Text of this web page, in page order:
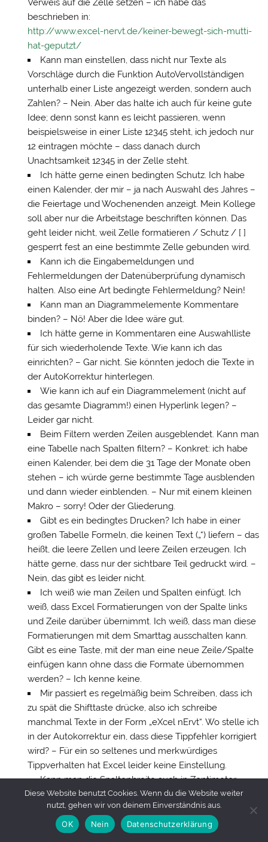
Verweis auf die Zelle setzen – ich habe das
beschrieben in:
http://www.excel-nervt.de/keiner-bewegt-sich-mutti-
hat-geputzt/
Kann man einstellen, dass nicht nur Texte als
Vorschläge durch die Funktion AutoVervollständigen
unterhalb einer Liste angezeigt werden, sondern auch
Zahlen? – Nein. Aber das halte ich auch für keine gute
Idee; denn sonst kann es leicht passieren, wenn
beispielsweise in einer Liste 12345 steht, ich jedoch nur
12 eintragen möchte – dass danach durch
Unachtsamkeit 12345 in der Zelle steht.
Ich hätte gerne einen bedingten Schutz. Ich habe
einen Kalender, der mir – ja nach Auswahl des Jahres –
die Feiertage und Wochenenden anzeigt. Mein Kollege
soll aber nur die Arbeitstage beschriften können. Das
geht leider nicht, weil Zelle formatieren / Schutz / [ ]
gesperrt fest an eine bestimmte Zelle gebunden wird.
Kann ich die Eingabemeldungen und
Fehlermeldungen der Datenüberprüfung dynamisch
halten. Also eine Art bedingte Fehlermeldung? Nein!
Kann man an Diagrammelemente Kommentare
binden? – Nö! Aber die Idee wäre gut.
Ich hätte gerne in Kommentaren eine Auswahlliste
für sich wiederholende Texte. Wie kann ich das
einrichten? – Gar nicht. Sie könnten jedoch die Texte in
der AutoKorrektur hinterlegen.
Wie kann ich auf ein Diagrammelement (nicht auf
das gesamte Diagramm!) einen Hyperlink legen? –
Leider gar nicht.
Beim Filtern werden Zeilen ausgeblendet. Kann man
eine Tabelle nach Spalten filtern? – Konkret: ich habe
einen Kalender, bei dem die 31 Tage der Monate oben
stehen – ich würde gerne bestimmte Tage ausblenden
und dann wieder einblenden. – Nur mit einem kleinen
Makro – sorry! Oder der Gliederung.
Gibt es ein bedingtes Drucken? Ich habe in einer
großen Tabelle Formeln, die keinen Text („“) liefern – das
heißt, die leere Zellen und leere Zeilen erzeugen. Ich
hätte gerne, dass nur der sichtbare Teil gedruckt wird. –
Nein, das gibt es leider nicht.
Ich weiß wie man Zeilen und Spalten einfügt. Ich
weiß, dass Excel Formatierungen von der Spalte links
und Zeile darüber übernimmt. Ich weiß, dass man diese
Formatierungen mit dem Smarttag ausschalten kann.
Gibt es eine Taste, mit der man eine neue Zeile/Spalte
einfügen kann ohne dass die Formate übernommen
werden? – Ich kenne keine.
Mir passiert es regelmäßig beim Schreiben, dass ich
zu spät die Shifttaste drücke, also ich schreibe
manchmal Texte in der Form „eXcel nErvt“. Wo stelle ich
in der Autokorrektur ein, dass diese Tippfehler korrigiert
wird? – Für ein so seltenes und merkwürdiges
Tippverhalten hat Excel leider keine Einstellung.
Kann man die Spaltenbreite auch in Zentimeter
angeben? – Leider nein – nur in der Seitenansicht
sehen (danke für den Hinweis an Michael Weiner).
Einige Dialoge lassen sich nicht vergrößern. Gibt es
Diese Website benutzt Cookies. Wenn du die Website weiter
nutzt, gehen wir von deinem Einverständnis aus.
OK Nein Datenschutzerklärung